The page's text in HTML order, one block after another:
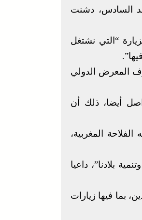
السادس، دشنت
“التي نشتغل
المعرض الدولي
أيضا، ذلك أن
المغربية،
بلادنا”، داعيا
بما فيها زيارات